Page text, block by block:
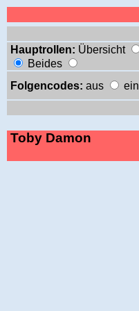
Hauptrollen: Übersicht
Beides
Folgencodes: aus ein
Toby Damon